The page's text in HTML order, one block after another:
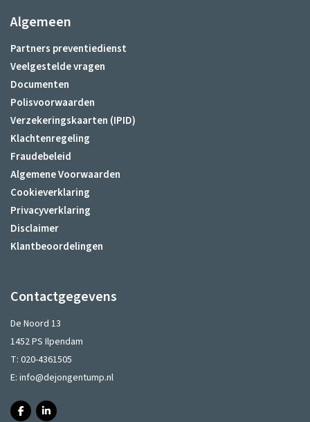
Algemeen
Partners preventiedienst
Veelgestelde vragen
Documenten
Polisvoorwaarden
Verzekeringskaarten (IPID)
Klachtenregeling
Fraudebeleid
Algemene Voorwaarden
Cookieverklaring
Privacyverklaring
Disclaimer
Klantbeoordelingen
Contactgegevens
De Noord 13
1452 PS Ilpendam
T: 020-4361505
E: info@dejongentump.nl